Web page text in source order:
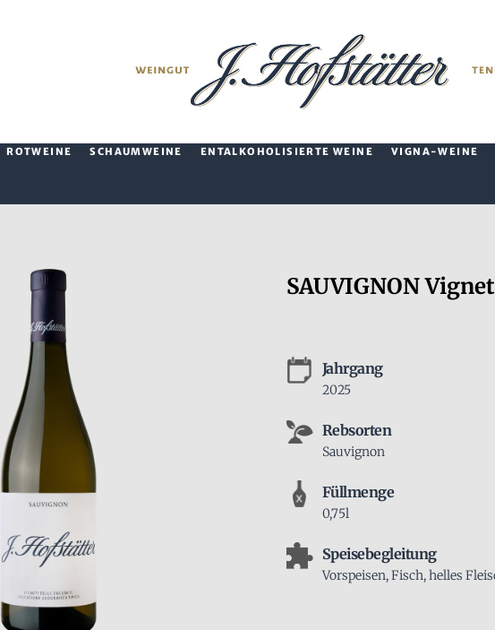
ROTWEINE SCHAUMWEINE ENTALKOHOLISIERTE WEINE VIGNA-WEINE
SAUVIGNON
Jahrgang
2025
Rebsorten
Sauvignon
Füllmenge
0,75l
Speisebegleitung
Vorspeisen, Fisch, helles